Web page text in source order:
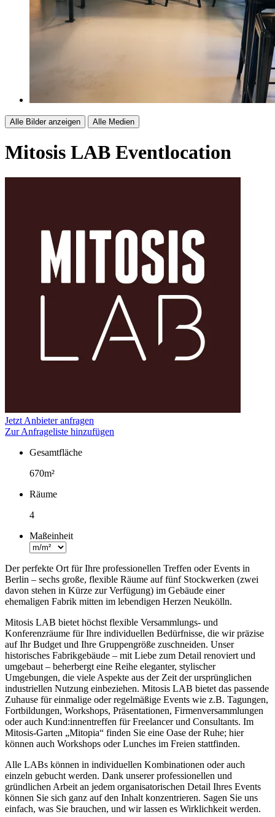
Alle Bilder anzeigen Alle Medien
Mitosis LAB Eventlocation
Jetzt Anbieter anfragen
Zur Anfrageliste hinzufügen
Fakten
Gesamtfläche
670m²
Räume
4
Maßeinheit
Der perfekte Ort für Ihre professionellen Treffen oder Events in
Berlin – sechs große, flexible Räume auf fünf Stockwerken (zwei
davon stehen in Kürze zur Verfügung) im Gebäude einer
ehemaligen Fabrik mitten im lebendigen Herzen Neukölln.
Mitosis LAB bietet höchst flexible Versammlungs- und
Konferenzräume für Ihre individuellen Bedürfnisse, die wir präzise
auf Ihr Budget und Ihre Gruppengröße zuschneiden. Unser
historisches Fabrikgebäude – mit Liebe zum Detail renoviert und
umgebaut – beherbergt eine Reihe eleganter, stylischer
Umgebungen, die viele Aspekte aus der Zeit der ursprünglichen
industriellen Nutzung einbeziehen. Mitosis LAB bietet das passende
Zuhause für einmalige oder regelmäßige Events wie z.B. Tagungen,
Fortbildungen, Workshops, Präsentationen, Firmenversammlungen
oder auch Kund:innentreffen für Freelancer und Consultants. Im
Mitosis-Garten „Mitopia“ finden Sie eine Oase der Ruhe; hier
können auch Workshops oder Lunches im Freien stattfinden.
Alle LABs können in individuellen Kombinationen oder auch
einzeln gebucht werden. Dank unserer professionellen und
gründlichen Arbeit an jedem organisatorischen Detail Ihres Events
können Sie sich ganz auf den Inhalt konzentrieren. Sagen Sie uns
einfach, was Sie brauchen, und wir lassen es Wirklichkeit werden.